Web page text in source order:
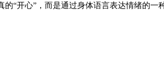
“开心”，而是通过身体语言表达情绪的一